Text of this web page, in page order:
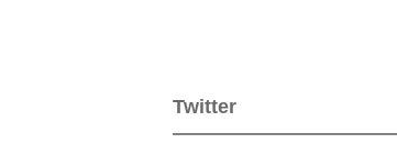
Twitter